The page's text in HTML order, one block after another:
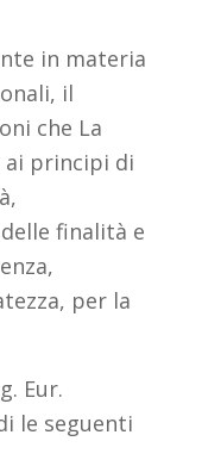
in materia
il
che La
principi di
finalità e
per la
Eur.
le seguenti